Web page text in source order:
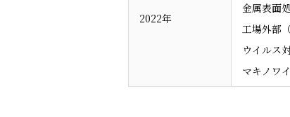
2022年
金属表面
工場外部
ウイルス
マキノワ